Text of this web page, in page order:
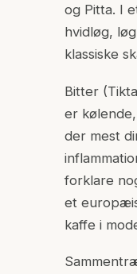
og Pitta. I
hvidløg,
klassiske
Bitter
er
der mest
forklare
et
kaffe i